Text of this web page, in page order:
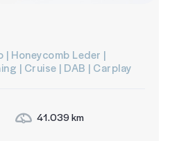
Honeycomb Leder |
| Cruise | DAB | Carplay
41.039 km